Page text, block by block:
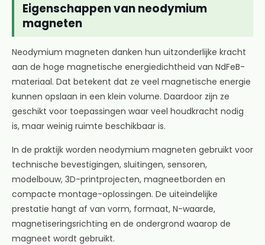
Eigenschappen van neodymium
magneten
Neodymium magneten danken hun uitzonderlijke kracht
aan de hoge magnetische energiedichtheid van NdFeB-
materiaal. Dat betekent dat ze veel magnetische energie
kunnen opslaan in een klein volume. Daardoor zijn ze
geschikt voor toepassingen waar veel houdkracht nodig
is, maar weinig ruimte beschikbaar is.
In de praktijk worden neodymium magneten gebruikt voor
technische bevestigingen, sluitingen, sensoren,
modelbouw, 3D-printprojecten, magneetborden en
compacte montage-oplossingen. De uiteindelijke
prestatie hangt af van vorm, formaat, N-waarde,
magnetiseringsrichting en de ondergrond waarop de
magneet wordt gebruikt.